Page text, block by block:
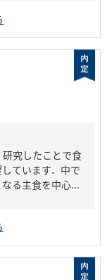
究したことで食
ています．中で
る主食を中心...